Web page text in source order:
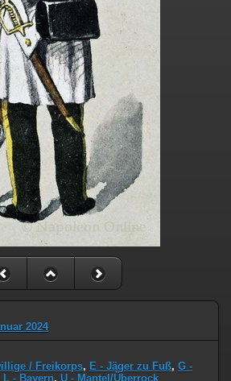
2024
/ Freikorps, E - Jäger zu Fuß, G -
L - Bayern, U - Mantel/Überrock